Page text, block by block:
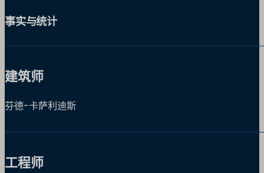
事实与统计
建筑师
芬德-卡萨利迪斯
工程师